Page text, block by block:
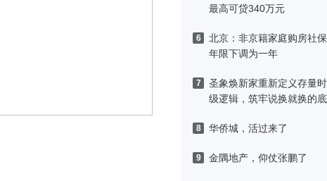
最高可贷340万元
6
北京：非京籍家庭购房社
年限下调为一年
7
圣象焕新家重新定义存量
级逻辑，筑牢说换就换的底
8 华侨城，活过来了
9 金隅地产，仰仗张鹏了